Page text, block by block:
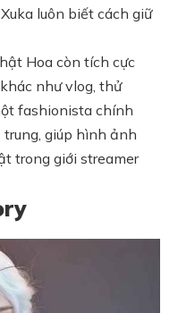
luôn biết cách giữ
Hoa còn tích cực
như vlog, thử
fashionista chính
giúp hình ảnh
trong giới streamer